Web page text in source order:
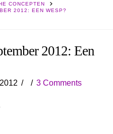
CONCEPTEN
2012: EEN WESP?
2012: Een
3 Comments